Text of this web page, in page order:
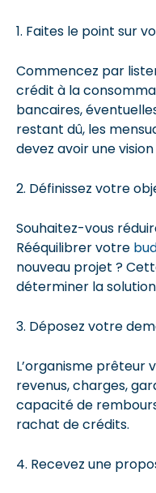
1. Faites le point sur
Commencez par
crédit à la
bancaires,
restant dû, les
devez avoir une
2. Définissez votre
Souhaitez-vous
Rééquilibrer votre
nouveau projet ?
déterminer la
3. Déposez votre
L’organisme prêteur
revenus, charges,
capacité de
rachat de crédits.
4. Recevez une